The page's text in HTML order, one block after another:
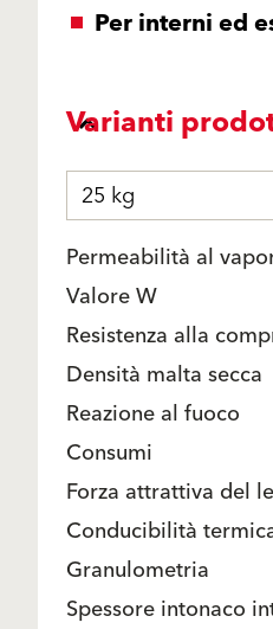
Per interni ed
Varianti
25 kg
Permeabilità al
Valore W
Resistenza alla
Densità malta secca
Reazione al fuoco
Consumi
Forza attrattiva del
Conducibilità
Granulometria
Spessore intonaco